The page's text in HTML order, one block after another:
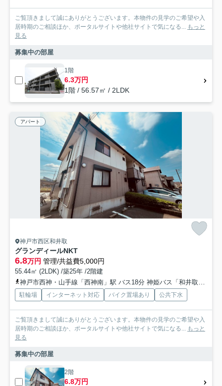
ご覧頂きまして誠にありがとうございます。本物件の見学のご希望や入
居時期のご相談ほか、ポータルサイトや他社サイトで気になる...
もっと
見る
募集中の部屋
1階
6.3万円
1階 / 56.57㎡ / 2LDK
アパート
神戸市西区和井取
グランディールNKT
6.8万円 管理/共益費5,000円
55.44㎡ (2LDK) /築25年 /2階建
神戸市西神・山手線「西神南」駅 バス18分 神姫バス「和井取」 停歩2分
駐輪場 インターネット対応 バイク置場あり 公共下水
ご覧頂きまして誠にありがとうございます。本物件の見学のご希望や入
居時期のご相談ほか、ポータルサイトや他社サイトで気になる...
もっと
見る
募集中の部屋
2階
6.8万円